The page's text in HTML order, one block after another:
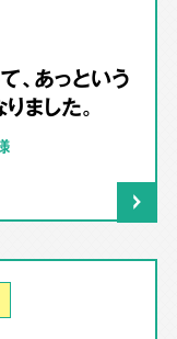
、あっという
ました。